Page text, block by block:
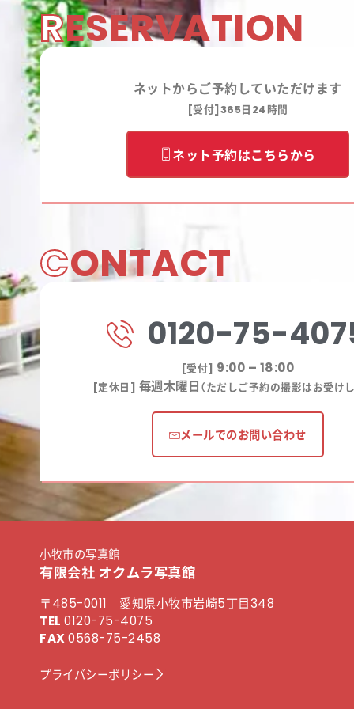
RESERVATION
ネットからご予約していただけます
[受付]365日24時間
ネット予約はこちらから
CONTACT
0120-75-
[受付] 9:00 – 18:00
[定休日] 毎週木曜日 （ただしご予約の撮影はお受け
メールでのお問い合わせ
小牧市の写真館
有限会社 オクムラ写真館
〒485-0011 愛知県小牧市岩崎5丁目348
TEL 0120-75-4075
FAX0568-75-2458
プライバシーポリシー